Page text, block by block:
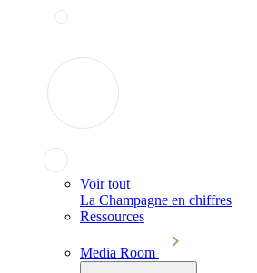
Voir tout
La Champagne en chiffres
Ressources
Media Room